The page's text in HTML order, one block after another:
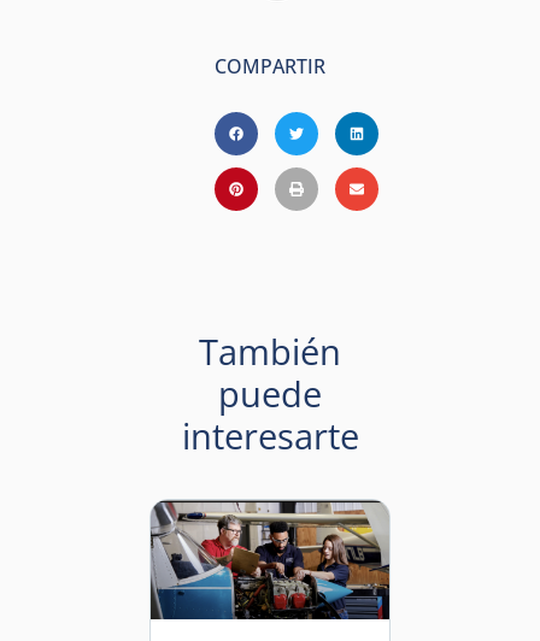
COMPARTIR
También
puede
interesarte